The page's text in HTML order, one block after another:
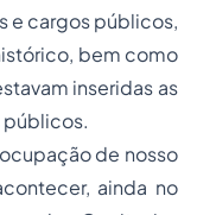
e cargos públicos,
bem como
inseridas as
públicos.
de nosso
ainda no